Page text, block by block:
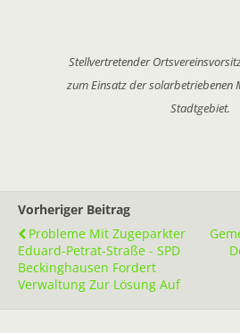
Stellvertretender
zum Einsatz der solarbetriebenen
Stadtgebiet.
Vorheriger Beitrag
Probleme Mit Zugeparkter
Eduard-Petrat-Straße - SPD
Beckinghausen Fordert
Verwaltung Zur Lösung Auf